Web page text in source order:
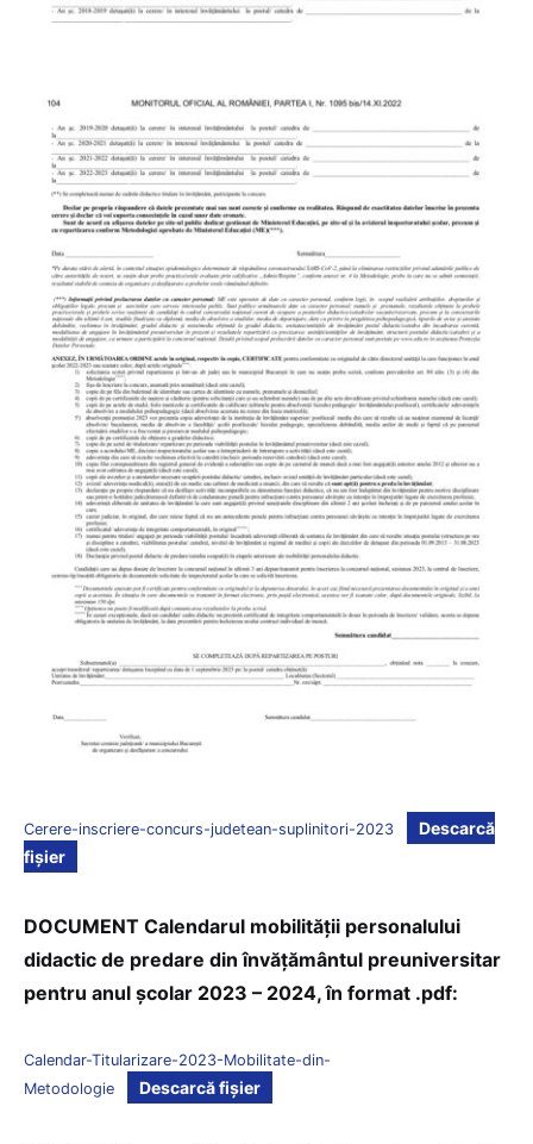
Cerere-inscriere-concurs-judetean-suplinitori-2023
Descarcă
fișier
DOCUMENT Calendarul mobilității personalului
didactic de predare din învățământul preuniversitar
pentru anul școlar 2023 – 2024, în format .pdf:
Calendar-Titularizare-2023-Mobilitate-din-
Metodologie
Descarcă fișier